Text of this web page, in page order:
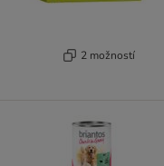
2 možností